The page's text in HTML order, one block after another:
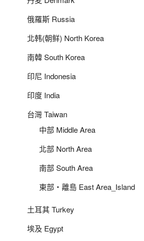
俄羅斯 Russia
北韩(朝鲜) North Korea
南韓 South Korea
印尼 Indonesia
印度 India
台灣 Taiwan
中部 Middle Area
北部 North Area
南部 South Area
東部‧離島 East Area_Island
土耳其 Turkey
埃及 Egypt